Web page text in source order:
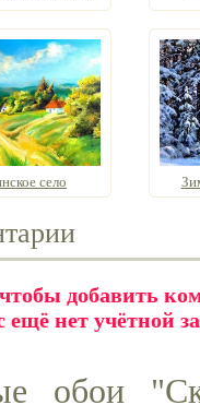
село
чтобы добавить
ещё нет учётной
обои